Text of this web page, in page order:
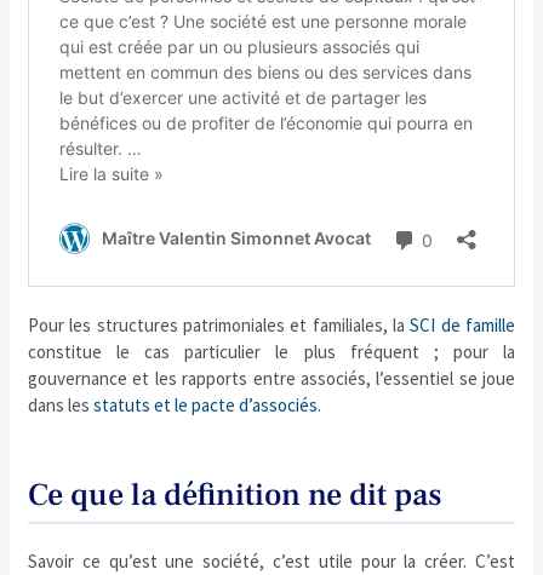
Pour les structures patrimoniales et familiales, laSCI de famille
constitue le cas particulier le plus fréquent ; pour la
gouvernance et les rapports entre associés, l’essentiel se joue
dans lesstatuts et le pacte d’associés.
Ce que la définition ne dit pas
Savoir ce qu’est une société, c’est utile pour la créer. C’est